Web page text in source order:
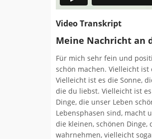
Video Transkript
Meine Nachricht an
Für mich sehr fein und
schön machen. Vielleicht
Vielleicht ist es die Sonne,
die du liebst. Vielleicht ist
Dinge, die unser Leben
Lebensphasen sind, macht
die kleinen, schönen Dinge,
wahrnehmen, vielleicht